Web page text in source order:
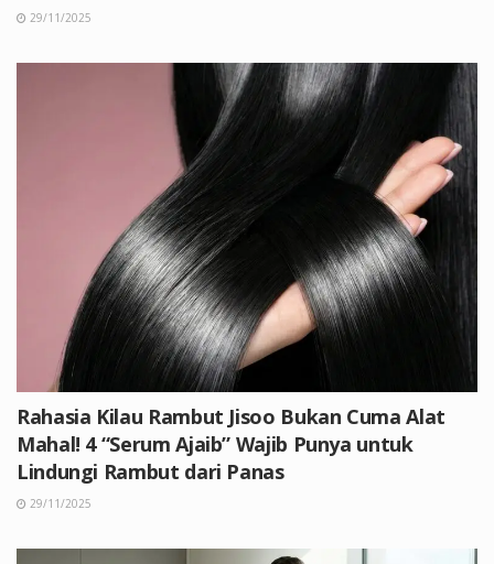
29/11/2025
Rahasia Kilau Rambut Jisoo Bukan Cuma Alat
Mahal! 4 “Serum Ajaib” Wajib Punya untuk
Lindungi Rambut dari Panas
29/11/2025